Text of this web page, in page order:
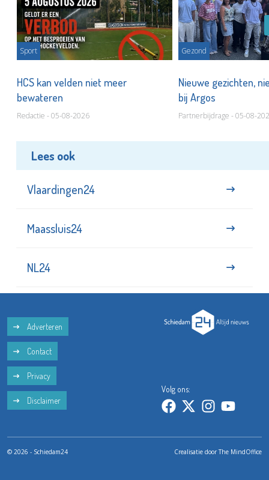
Sport
HCS kan velden niet meer
bewateren
Redactie - 05-08-2026
Gezond
Nieuwe gezichten,
bij Argos
Partnerbijdrage - 05-08-
Lees ook
Vlaardingen24
Maassluis24
NL24
Adverteren
Contact
Privacy
Disclaimer
Volg ons:
© 2026 - Schiedam24 Crealisatie doorThe MindOffice